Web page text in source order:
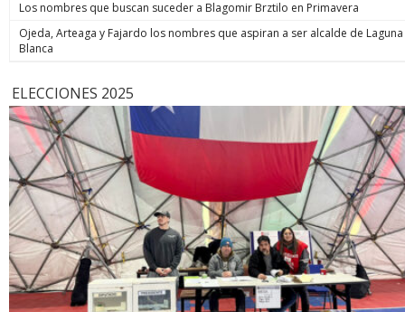
Los nombres que buscan suceder a Blagomir Brztilo en Primavera
Ojeda, Arteaga y Fajardo los nombres que aspiran a ser alcalde de Laguna
Blanca
ELECCIONES 2025